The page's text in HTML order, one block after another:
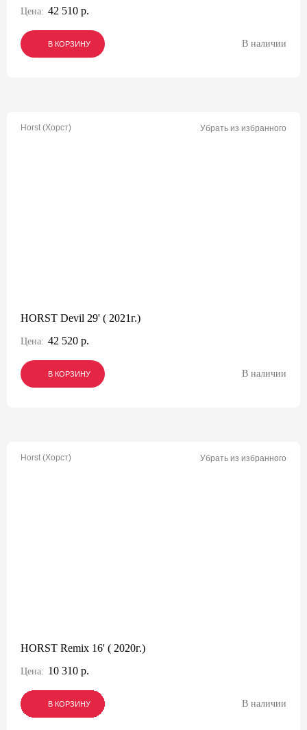
Цена: 42 510 р.
В КОРЗИНУ
В КОРЗИНУ
В КОРЗИНУ В наличии
Horst (Хорст) Убрать из избранного
HORST Devil 29' ( 2021г.)
Цена: 42 520 р.
В КОРЗИНУ
В КОРЗИНУ
В КОРЗИНУ В наличии
Horst (Хорст) Убрать из избранного
HORST Remix 16' ( 2020г.)
Цена: 10 310 р.
В КОРЗИНУ
В КОРЗИНУ
В КОРЗИНУ В наличии